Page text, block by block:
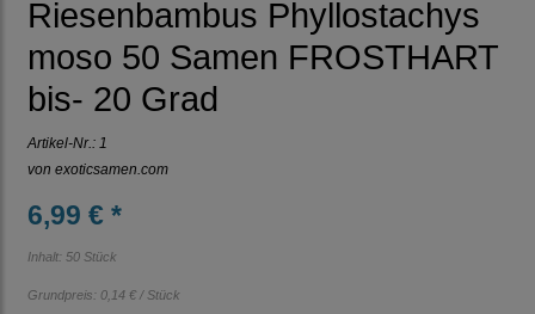
Riesenbambus Phyllostachys
moso 50 Samen FROSTHART
bis- 20 Grad
Artikel-Nr.: 1
von exoticsamen.com
6,99 € *
Inhalt: 50 Stück
Grundpreis: 0,14 € / Stück